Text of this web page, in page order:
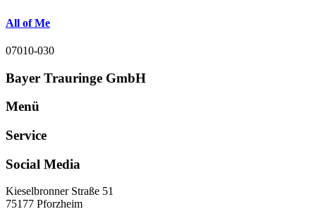
All of Me
07010-030
Bayer Trauringe GmbH
Menü
Service
Social Media
Kieselbronner Straße 51
75177 Pforzheim